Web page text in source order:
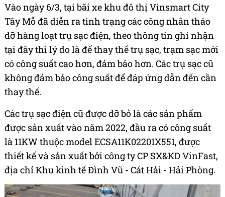
Vào ngày 6/3, tại bãi xe khu đô thị Vinsmart City
Tây Mỗ đã diễn ra tình trạng các công nhân tháo
dỡ hàng loạt trụ sạc điện, theo thông tin ghi nhận
tại đây thì lý do là để thay thế trụ sạc, trạm sạc mới
có công suất cao hơn, đảm bảo hơn. Các trụ sạc cũ
không đảm bảo công suất để đáp ứng dẫn đến cần
thay thế.
Các trụ sạc điện cũ được dỡ bỏ là các sản phẩm
được sản xuất vào năm 2022, đầu ra có công suất
là 11KW thuộc model ECSA11K02201X551, được
thiết kế và sản xuất bởi công ty CP SX&KD VinFast,
địa chỉ Khu kinh tế Đình Vũ - Cát Hải - Hải Phòng.